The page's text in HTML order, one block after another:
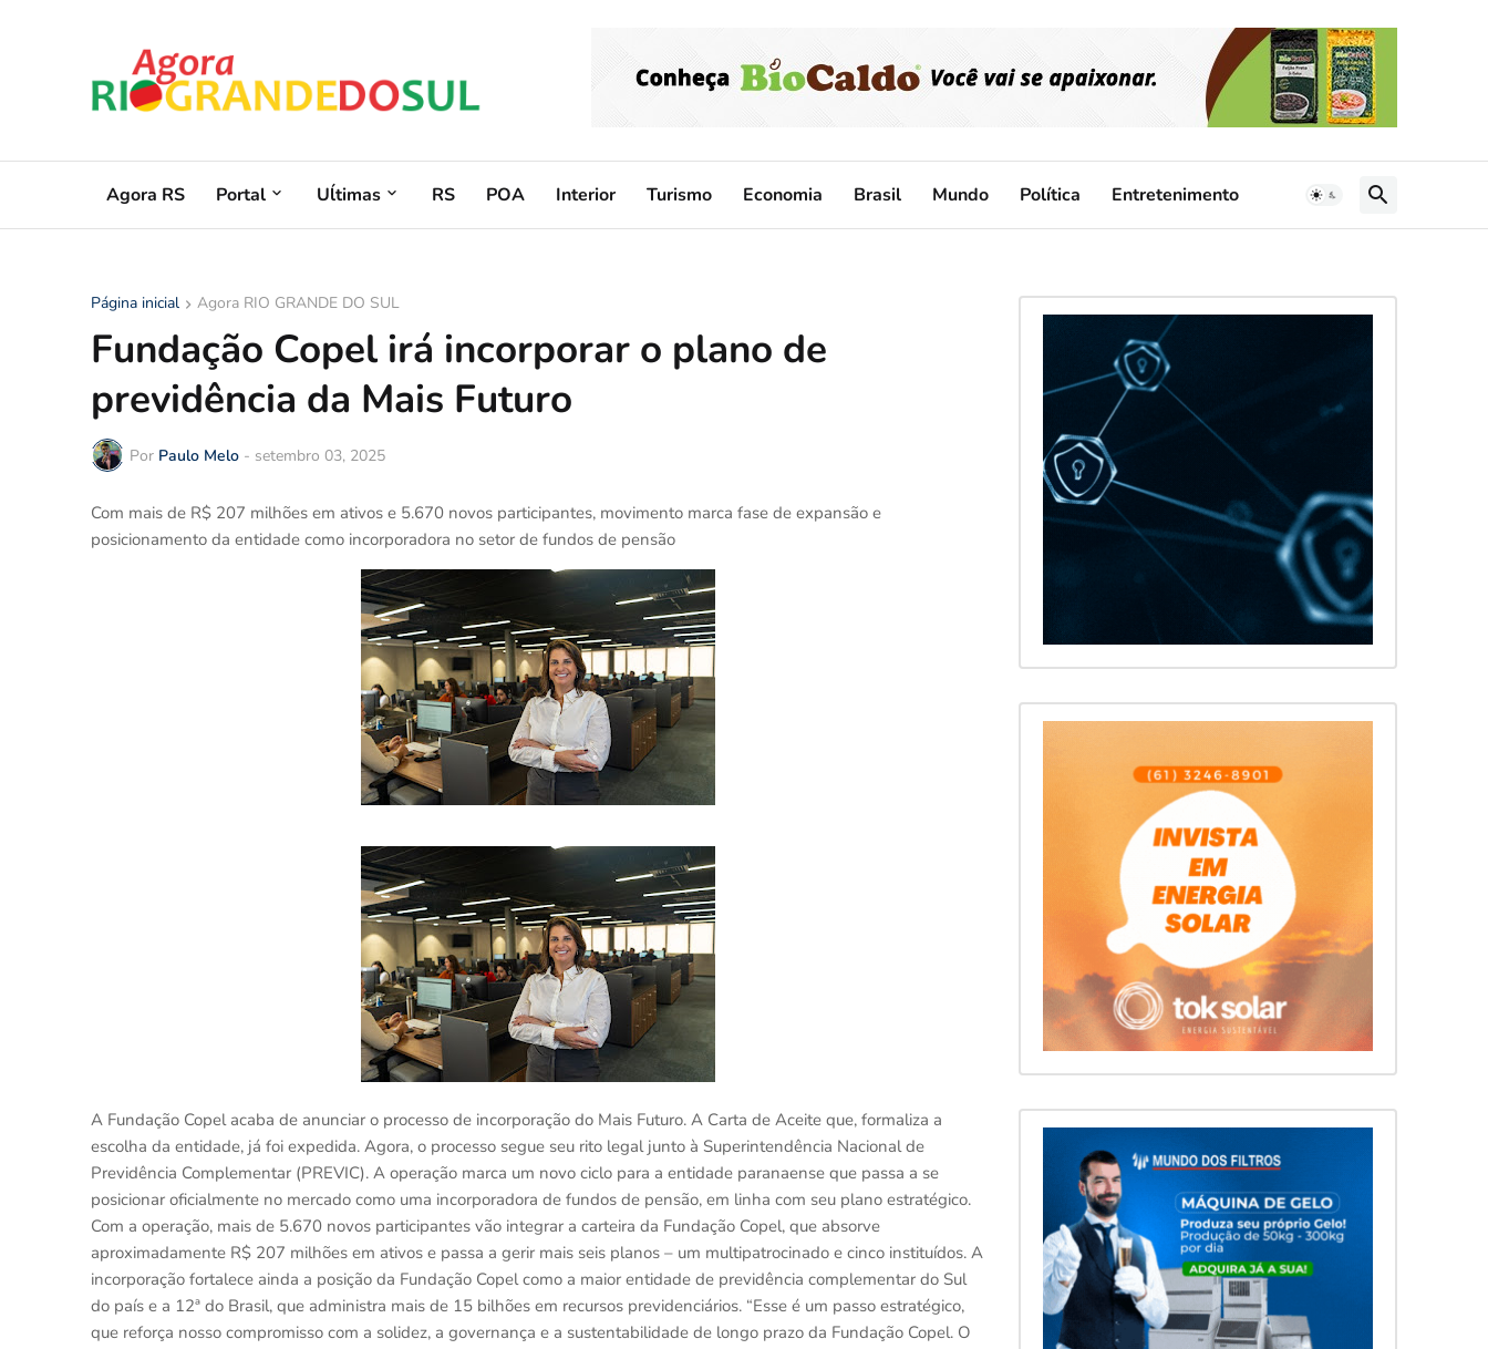
Agora RS Portal Uĺtimas RS POA Interior Turismo Economia Brasil Mundo Política Entretenimento
Página inicial Agora RIO GRANDE DO SUL
Fundação Copel irá incorporar o plano de
previdência da Mais Futuro
Por Paulo Melo - setembro 03, 2025
Com mais de R$ 207 milhões em ativos e 5.670 novos participantes, movimento marca fase de expansão e
posicionamento da entidade como incorporadora no setor de fundos de pensão
A Fundação Copel acaba de anunciar o processo de incorporação do Mais Futuro. A Carta de Aceite que, formaliza a
escolha da entidade, já foi expedida. Agora, o processo segue seu rito legal junto à Superintendência Nacional de
Previdência Complementar (PREVIC). A operação marca um novo ciclo para a entidade paranaense que passa a se
posicionar oficialmente no mercado como uma incorporadora de fundos de pensão, em linha com seu plano estratégico.
Com a operação, mais de 5.670 novos participantes vão integrar a carteira da Fundação Copel, que absorve
aproximadamente R$ 207 milhões em ativos e passa a gerir mais seis planos – um multipatrocinado e cinco instituídos. A
incorporação fortalece ainda a posição da Fundação Copel como a maior entidade de previdência complementar do Sul
do país e a 12ª do Brasil, que administra mais de 15 bilhões em recursos previdenciários. “Esse é um passo estratégico,
que reforça nosso compromisso com a solidez, a governança e a sustentabilidade de longo prazo da Fundação Copel. O